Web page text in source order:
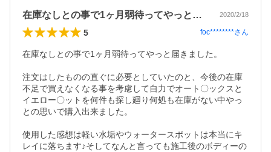
在庫なしとの事で1ヶ月弱待ってやっと届… 2020/2/18
5 foc********さん
在庫なしとの事で1ヶ月弱待ってやっと届きました。
注文はしたものの直ぐに必要としていたのと、今後の在庫
不足で買えなくなる事を考慮して自力でオート〇ックスと
イエロー〇ットを何件も探し廻り何処も在庫がない中やっ
との思いで購入出来ました。
使用した感想は軽い水垢やウォータースポットは本当にキ
レイに落ちます♪そしてなんと言っても施工後のボディーの